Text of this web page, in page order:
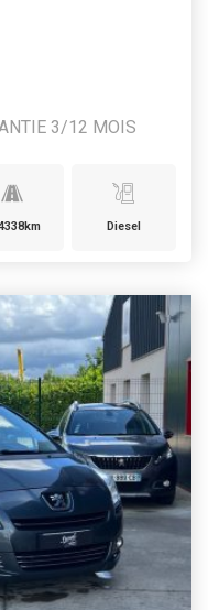
3/12 MOIS
Diesel